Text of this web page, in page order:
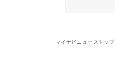
マイナビニューストップ